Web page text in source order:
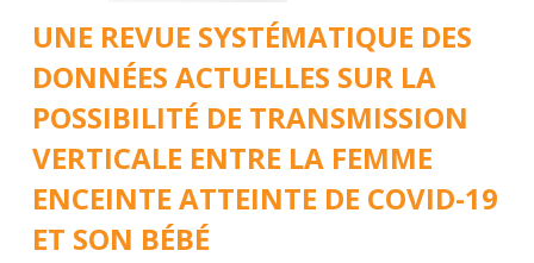
UNE REVUE SYSTÉMATIQUE DES
DONNÉES ACTUELLES SUR LA
POSSIBILITÉ DE TRANSMISSION
VERTICALE ENTRE LA FEMME
ENCEINTE ATTEINTE DE COVID-19
ET SON BÉBÉ